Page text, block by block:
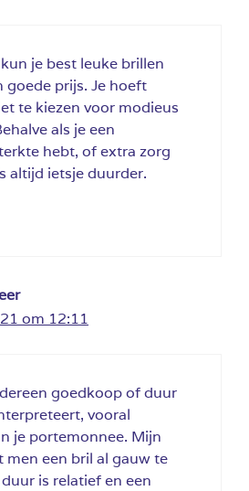
je best leuke brillen
goede prijs. Je hoeft
te kiezen voor modieus
als je een
hebt, of extra zorg
altijd ietsje duurder.
om 12:11
goedkoop of duur
vooral
je portemonnee. Mijn
men een bril al gauw te
is relatief en een